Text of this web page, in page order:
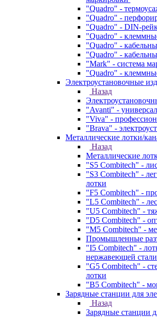
"Quadro" -
"Quadro" -
"Quadro" - DIN-
"Quadro" -
"Quadro" -
"Quadro" -
"Mark" - система
"Quadro" -
Электроустановочные
Назад
"Avanti" -
"Viva" -
"Brava" -
Металлические лотки/
Назад
Металлические
"S5 Combitech" -
"S3 Combitech" -
лотки
"F5 Combitech" -
"L5 Combitech" -
"U5 Combitech" -
"D5 Combitech" -
"M5 Combitech" -
Промышленные
"I5 Combitech" -
нержавеющей стали
"G5 Combitech" -
лотки
"B5 Combitech" -
Зарядные станции для
Назад
Зарядные станции